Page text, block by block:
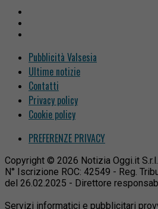
Pubblicità Valsesia
Ultime notizie
Contatti
Privacy policy
Cookie policy
PREFERENZE PRIVACY
Copyright © 2026 Notizia Oggi.it
N° Iscrizione ROC: 42549 - Reg.
del 26.02.2025 - Direttore
Servizi informatici e pubblicitari